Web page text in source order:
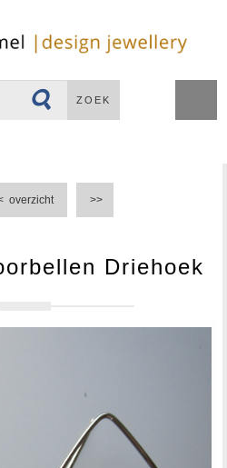
ZOEK
overzicht >>
Driehoek